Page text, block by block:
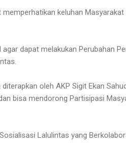
keluhan
dapat melakukan Perubahan
oleh AKP Sigit Ekan
bisa mendorong Partisipasi
Lalulintas yang